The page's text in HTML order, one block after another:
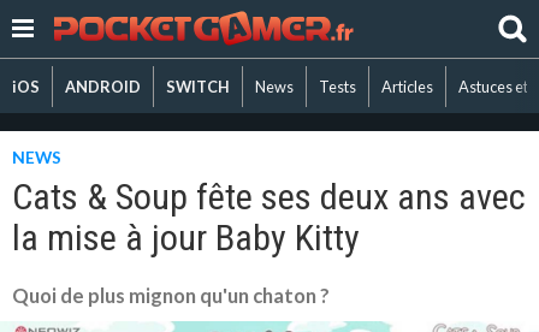
iOS ANDROID SWITCH News Tests Articles Astuces et
NEWS
Cats & Soup fête ses deux ans avec
la mise à jour Baby Kitty
Quoi de plus mignon qu'un chaton ?